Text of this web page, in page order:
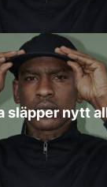
släpper nytt